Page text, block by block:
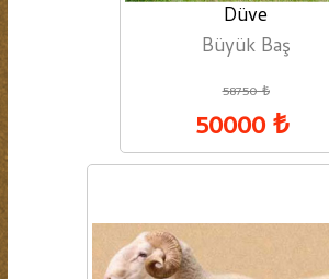
Düve
Büyük Baş
58750 ₺
50000 ₺